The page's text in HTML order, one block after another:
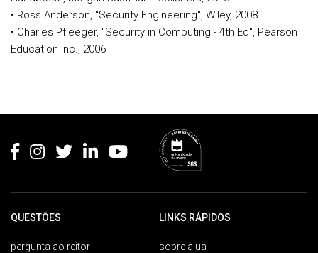
• Ross Anderson, "Security Engineering", Wiley, 2008
• Charles Pfleeger, "Security in Computing - 4th Ed", Pearson
Education Inc., 2006
QUESTÕES
pergunta ao reitor
LINKS RÁPIDOS
sobre a ua